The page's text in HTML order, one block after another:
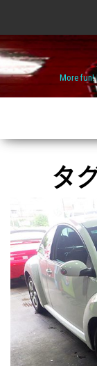
the
content
More
タ